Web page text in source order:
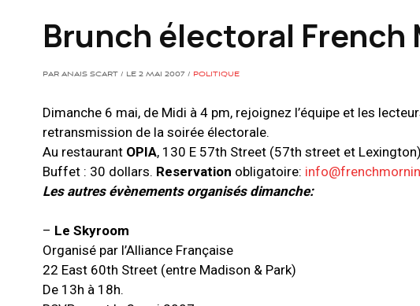
Brunch électoral French
PAR ANAIS SCART / LE 2 MAI 2007 / POLITIQUE
Dimanche 6 mai, de Midi à 4 pm, rejoignez l’équipe et les
retransmission de la soirée électorale.
Au restaurant OPIA, 130 E 57th Street (57th street et
Buffet : 30 dollars. Reservation obligatoire:
Les autres évènements organisés dimanche:
– Le Skyroom
Organisé par l’Alliance Française
22 East 60th Street (entre Madison & Park)
De 13h à 18h.